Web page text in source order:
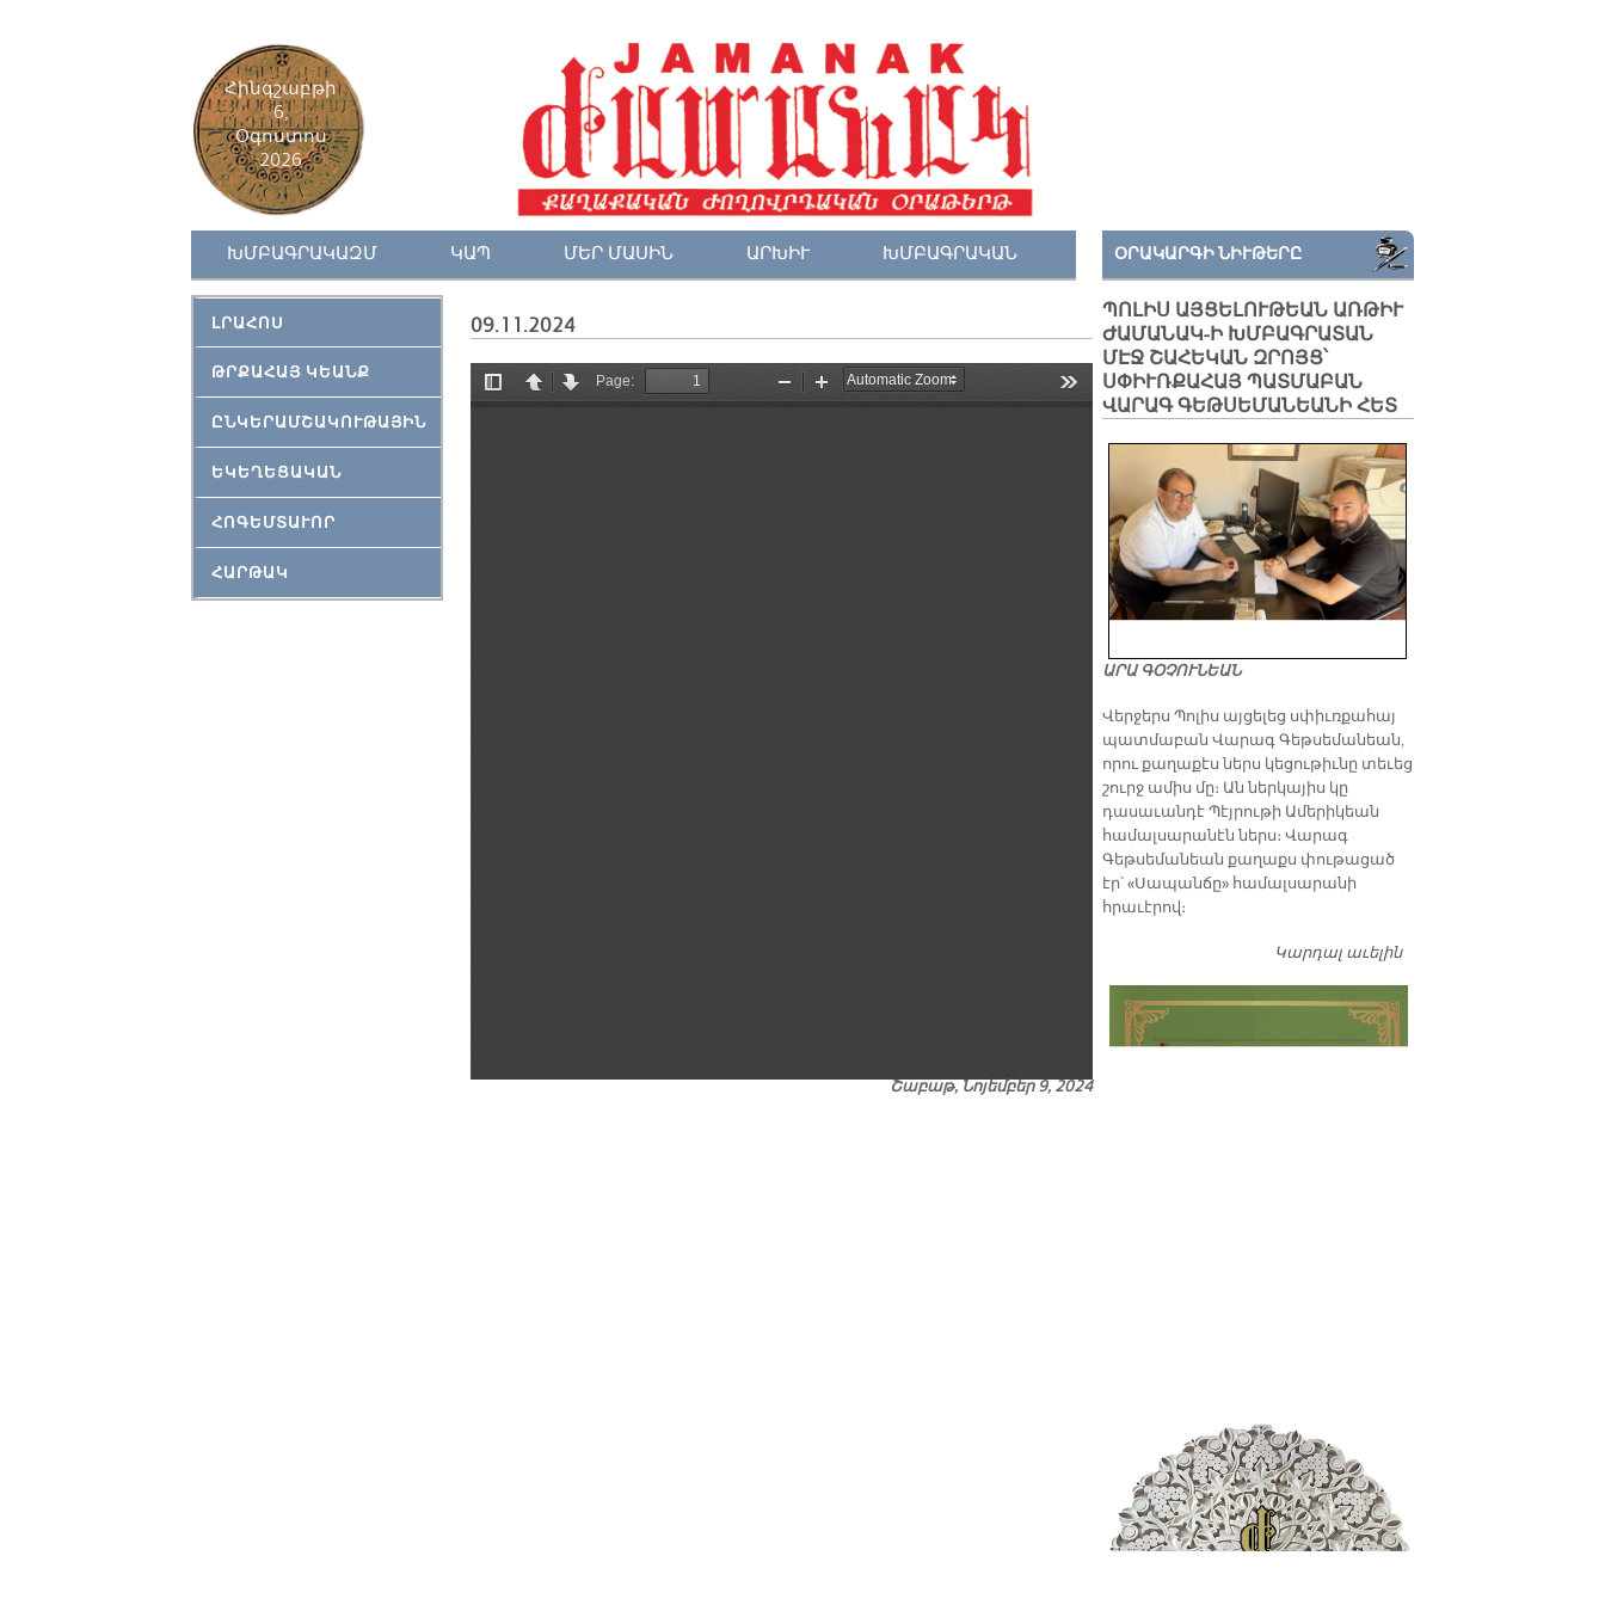
Հինգշաբթի
6,
Օգոստոս
2026
ԽՄԲԱԳՐԱԿԱԶՄ ԿԱՊ ՄԵՐ ՄԱՍԻՆ ԱՐԽԻՒ ԽՄԲԱԳՐԱԿԱՆ
ԼՐԱՀՈՍ
ԹՐՔԱՀԱՅ ԿԵԱՆՔ
ԸՆԿԵՐԱՄՇԱԿՈՒԹԱՅԻՆ
ԵԿԵՂԵՑԱԿԱՆ
ՀՈԳԵՄՏԱՒՈՐ
ՀԱՐԹԱԿ
09.11.2024
Շաբաթ, Նոյեմբեր 9, 2024
ՕՐԱԿԱՐԳԻ ՆԻՒԹԵՐԸ
ՊՈԼԻՍ ԱՅՑԵԼՈՒԹԵԱՆ ԱՌԹԻՒ
ԺԱՄԱՆԱԿ-Ի ԽՄԲԱԳՐԱՏԱՆ
ՄԷՋ ՇԱՀԵԿԱՆ ԶՐՈՅՑ՝
ՍՓԻՒՌՔԱՀԱՅ ՊԱՏՄԱԲԱՆ
ՎԱՐԱԳ ԳԵԹՍԵՄԱՆԵԱՆԻ ՀԵՏ
ԱՐԱ ԳՕՉՈՒՆԵԱՆ
Վերջերս Պոլիս այցելեց սփիւռքահայ
պատմաբան Վարագ Գեթսեմանեան,
որու քաղաքէս ներս կեցութիւնը տեւեց
շուրջ ամիս մը։ Ան ներկայիս կը
դասաւանդէ Պէյրութի Ամերիկեան
համալսարանէն ներս։ Վարագ
Գեթսեմանեան քաղաքս փութացած
էր՝ «Սապանճը» համալսարանի
հրաւէրով։
Կարդալ աւելինՊոլիս այցելութեան
սփիւռքահայ